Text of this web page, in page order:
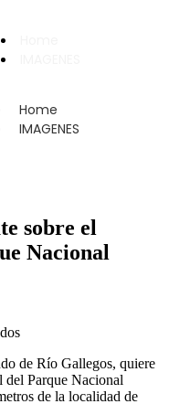
Home
IMAGENES
sobre el
Nacional
de Río Gallegos, quiere
del Parque Nacional
de la localidad de